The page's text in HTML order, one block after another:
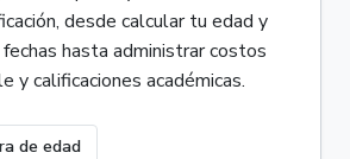
desde calcular tu edad y
hasta administrar costos
y calificaciones académicas.
de edad